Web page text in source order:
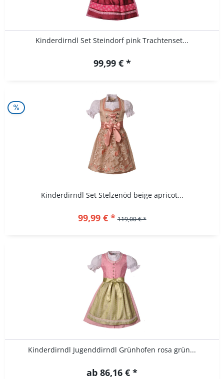
Kinderdirndl Set Steindorf pink Trachtenset...
99,99 € *
Kinderdirndl Set Stelzenöd beige apricot...
99,99 € * 119,00 € *
Kinderdirndl Jugenddirndl Grünhofen rosa grün...
ab 86,16 € *